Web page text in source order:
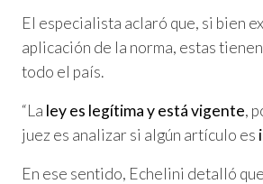
El especialista aclaró que, si bien
aplicación de la norma, estas
todo el país.
“La ley es legítima y está vigente,
juez es analizar si algún artículo es
En ese sentido, Echelini detalló que